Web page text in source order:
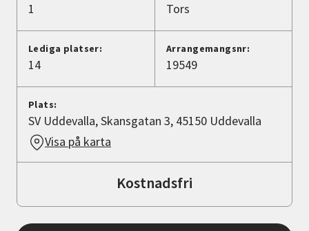
1 Tors
Lediga platser:
14
Arrangemangsnr:
19549
Plats:
SV Uddevalla, Skansgatan 3, 45150 Uddevalla
Visa på karta
Kostnadsfri